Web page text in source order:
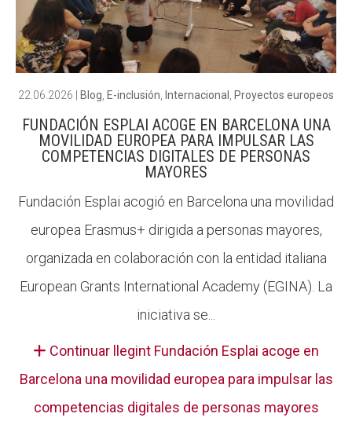
22.06.2026 Blog E-inclusión Internacional Proyectos europeos
FUNDACIÓN ESPLAI ACOGE EN BARCELONA UNA
MOVILIDAD EUROPEA PARA IMPULSAR LAS
COMPETENCIAS DIGITALES DE PERSONAS
MAYORES
Fundación Esplai acogió en Barcelona una movilidad
europea Erasmus+ dirigida a personas mayores,
organizada en colaboración con la entidad italiana
European Grants International Academy (EGINA). La
iniciativa se...
Continuar llegint Fundación Esplai acoge en
Barcelona una movilidad europea para impulsar las
competencias digitales de personas mayores